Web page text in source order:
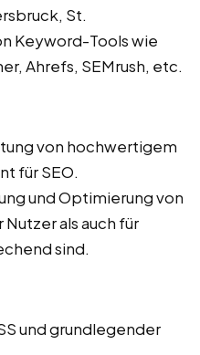
St.
Keyword-Tools wie
Ahrefs, SEMrush, etc.
von hochwertigem
für SEO.
und Optimierung von
als auch für
sind.
und grundlegender